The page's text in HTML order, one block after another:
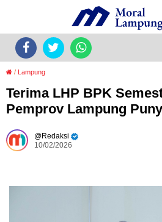
/ Lampung
Terima LHP BPK
Pemprov Lampung
Redaksi
10/02/2026